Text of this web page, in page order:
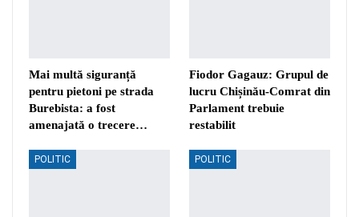
Mai multă siguranță
pentru pietoni pe strada
Burebista: a fost
amenajată o trecere…
Fiodor Gagauz: Grupul de
lucru Chișinău-Comrat din
Parlament trebuie
restabilit
POLITIC POLITIC